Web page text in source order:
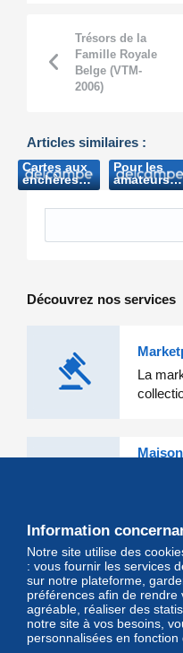
Trésors de la
Famille Royale
Belge (VTM-
2006)
Articles similaires :
Cartes aux
enchères
(Micro
Hebdo-
Pour les
amateurs
de timbres,
cartes
(Netcetera-
Découvrez nos services
La
Un
Information
Notre site utilise des
: vous fournir les services
sur notre plateforme,
préférences afin de rendre
agréable, réaliser des
notre site à vos besoins,
personnalisées en fonction